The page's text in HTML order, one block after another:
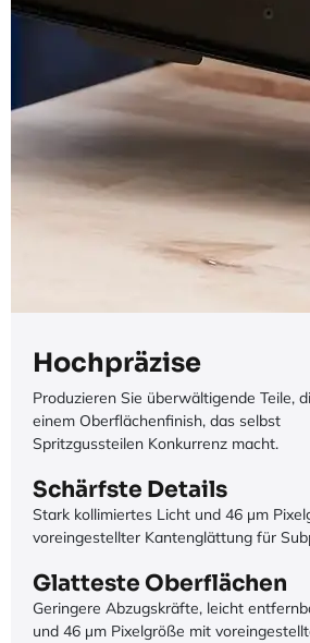
Hoch​präzise
Produzieren Sie überwältigende Teile,
einem Oberflächenfinish, das selbst
Spritzgussteilen Konkurrenz macht.
Schärfste Details
Stark kollimiertes Licht und 46 µm
voreingestellter Kantenglättung für
Glatteste Oberflächen
Geringere Abzugskräfte, leicht
und 46 µm Pixelgröße mit